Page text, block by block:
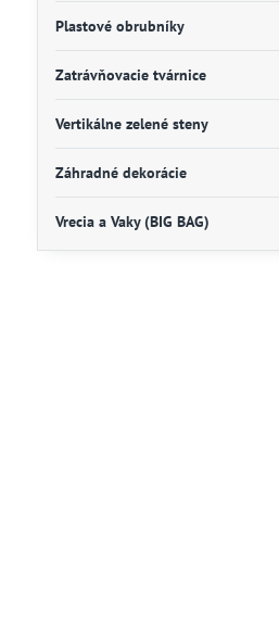
Plastové obrubníky
Zatrávňovacie tvárnice
Vertikálne zelené steny
Záhradné dekorácie
Vrecia a Vaky (BIG BAG)